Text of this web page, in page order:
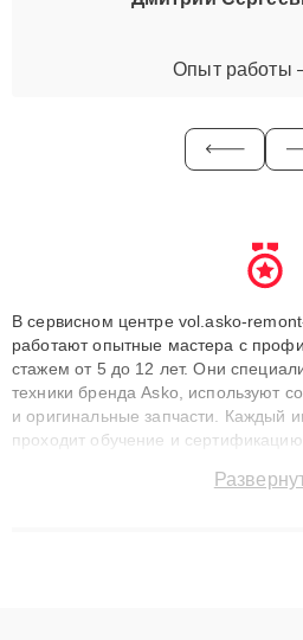
Опыт работы
В сервисном центре vol.asko-
работают опытные мастера с
стажем от 5 до 12 лет. Они
техники бренда Asko, используют
и оригинальные запчасти. Каждый
проходит обучение и
сохранением гарантии до 3 лет.